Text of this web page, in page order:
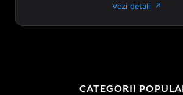
Vezi detalii ↗
CATEGORII